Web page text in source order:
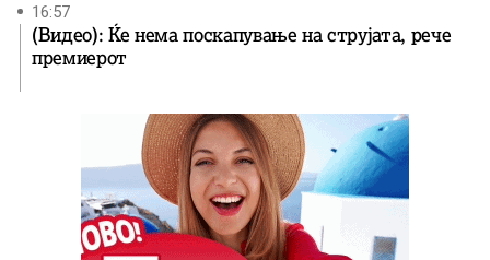
16:57
(Видео): Ќе нема поскапување на струјата, рече
премиерот